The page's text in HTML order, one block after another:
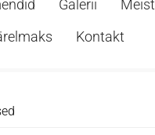
Galerii
Meist
Kontakt